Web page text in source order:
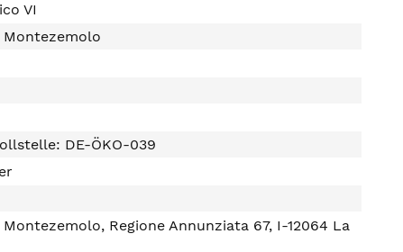
VI
DE-ÖKO-039
Regione Annunziata 67, I-12064 La